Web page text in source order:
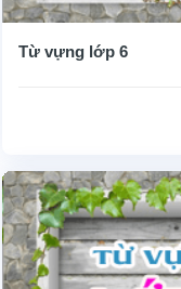
Từ vựng lớp 6